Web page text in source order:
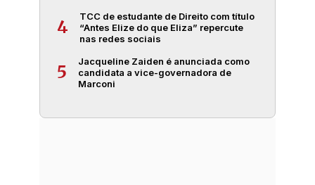
4
TCC de estudante de Direito com título
“Antes Elize do que Eliza” repercute
nas redes sociais
5
Jacqueline Zaiden é anunciada como
candidata a vice-governadora de
Marconi